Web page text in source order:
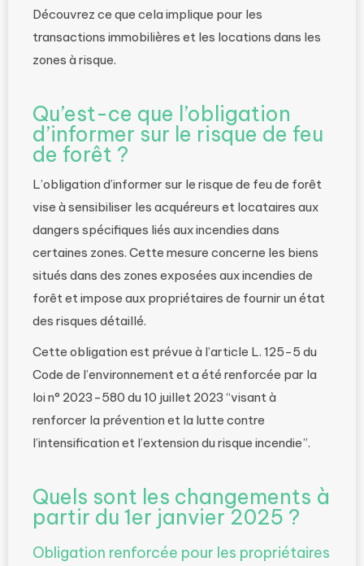
Découvrez ce que cela implique pour les
transactions immobilières et les locations dans les
zones à risque.
Qu’est-ce que l’obligation
d’informer sur le risque de feu
de forêt ?
L’obligation d’informer sur le risque de feu de forêt
vise à sensibiliser les acquéreurs et locataires aux
dangers spécifiques liés aux incendies dans
certaines zones. Cette mesure concerne les biens
situés dans des zones exposées aux incendies de
forêt et impose aux propriétaires de fournir un état
des risques détaillé.
Cette obligation est prévue à l’article L. 125-5 du
Code de l’environnement et a été renforcée par la
loi n° 2023-580 du 10 juillet 2023 “visant à
renforcer la prévention et la lutte contre
l’intensification et l’extension du risque incendie”.
Quels sont les changements à
partir du 1er janvier 2025 ?
Obligation renforcée pour les propriétaires